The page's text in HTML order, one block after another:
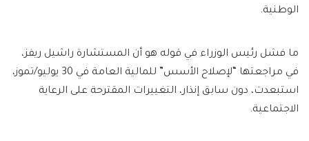
الوطنية.
ما فشل رئيس الوزراء في قوله هو أن المستشارة راشيل ريفز،
في مراجعتها “لإصلاح الأسس” للمالية العامة في 30 يوليو/تموز،
استبعدت، دون سابق إنذار، التغييرات المقترحة على الرعاية
الاجتماعية.